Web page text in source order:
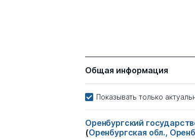
Общая информация
Показывать только
Оренбургский
(Оренбургская обл.,